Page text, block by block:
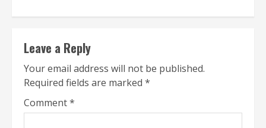
Leave a Reply
Your email address will not be published.
Required fields are marked *
Comment*